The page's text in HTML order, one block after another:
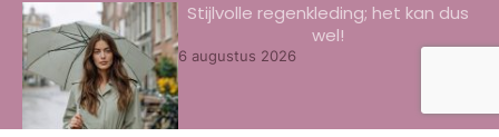
Stijlvolle regenkleding; het kan dus
wel!
6 augustus 2026